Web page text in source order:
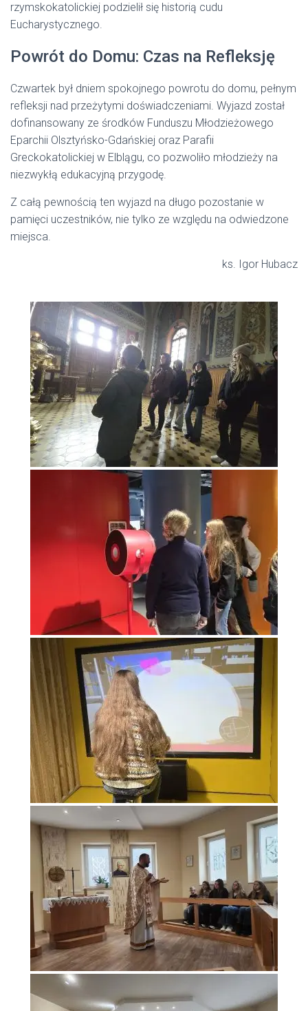
rzymskokatolickiej podzielił się historią cudu
Eucharystycznego.
Powrót do Domu: Czas na Refleksję
Czwartek był dniem spokojnego powrotu do domu, pełnym
refleksji nad przeżytymi doświadczeniami. Wyjazd został
dofinansowany ze środków Funduszu Młodzieżowego
Eparchii Olsztyńsko-Gdańskiej oraz Parafii
Greckokatolickiej w Elblągu, co pozwoliło młodzieży na
niezwykłą edukacyjną przygodę.
Z całą pewnością ten wyjazd na długo pozostanie w
pamięci uczestników, nie tylko ze względu na odwiedzone
miejsca.
ks. Igor Hubacz